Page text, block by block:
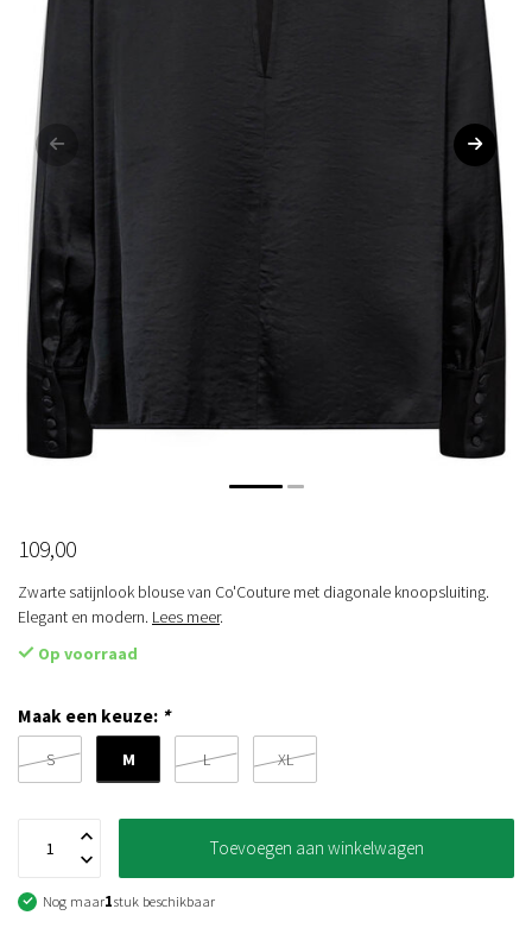
109,00
Zwarte satijnlook blouse van Co'Couture met diagonale knoopsluiting.
Elegant en modern. Lees meer.
Op voorraad
Maak een keuze: *
S M L XL
Toevoegen aan winkelwagen
Nog maar1stuk beschikbaar